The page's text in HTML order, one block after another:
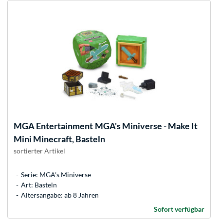
MGA Entertainment MGA's Miniverse - Make It
Mini Minecraft, Basteln
sortierter Artikel
Serie: MGA's Miniverse
Art: Basteln
Altersangabe: ab 8 Jahren
Sofort verfügbar